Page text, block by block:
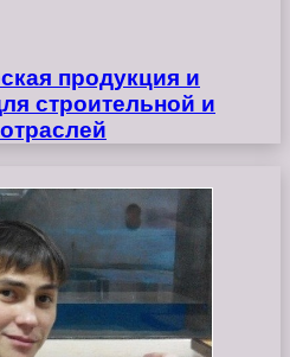
продукция и
строительной и